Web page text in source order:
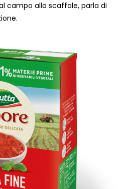
campo allo scaffale, parla di